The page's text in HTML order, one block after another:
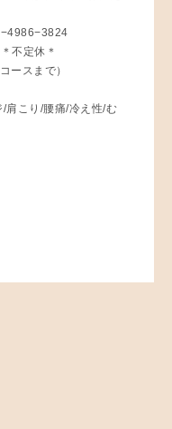
不定休＊
ースまで）
肩こり/腰痛/冷え性/む